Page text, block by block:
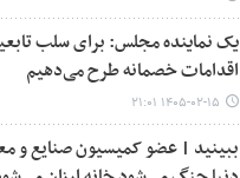
یک نماینده مجلس: برای سلب
اقدامات خصمانه طرح می‌دهیم
۱۴۰۵-۰۲-۱۵ ۲۱:۰۱
ببینید | عضو کمیسیون صنایع و